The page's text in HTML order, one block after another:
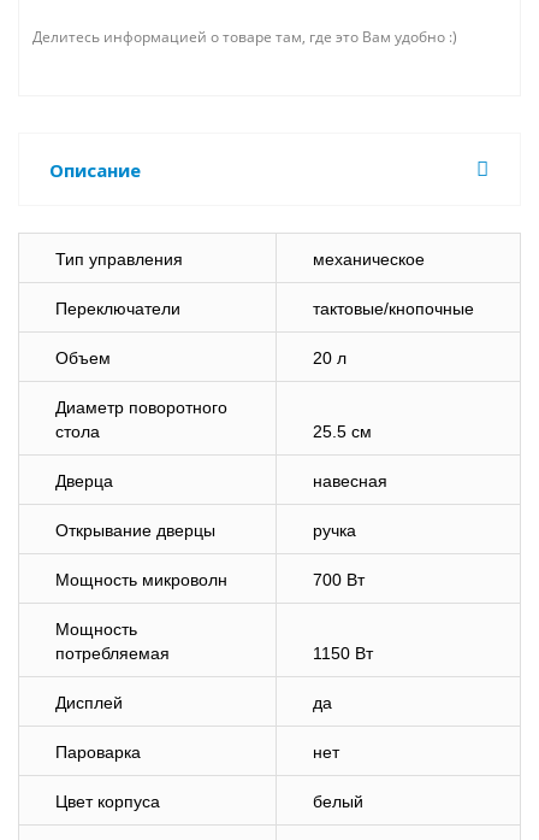
Делитесь информацией о товаре там, где это Вам удобно :)
Описание
Тип управления механическое
Переключатели тактовые/кнопочные
Объем 20 л
Диаметр поворотного
стола
25.5 см
Дверца навесная
Открывание дверцы ручка
Мощность микроволн 700 Вт
Мощность
потребляемая
1150 Вт
Дисплей да
Пароварка нет
Цвет корпуса белый